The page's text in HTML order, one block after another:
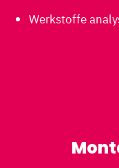
Werkstoffe